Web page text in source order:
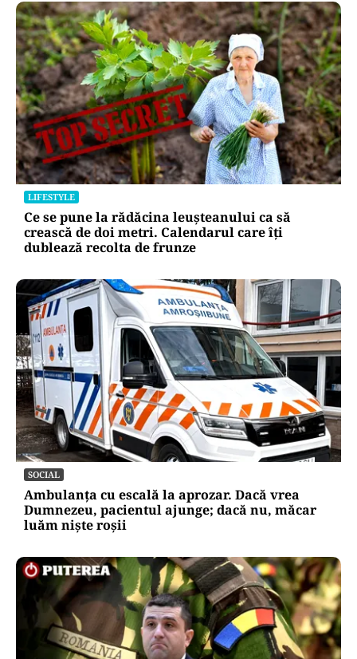
LIFESTYLE
Ce se pune la rădăcina leușteanului ca să
crească de doi metri. Calendarul care îți
dublează recolta de frunze
SOCIAL
Ambulanța cu escală la aprozar. Dacă vrea
Dumnezeu, pacientul ajunge; dacă nu, măcar
luăm niște roșii